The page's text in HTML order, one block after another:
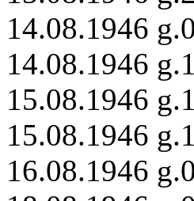
14.08.1946
14.08.1946
15.08.1946
15.08.1946
16.08.1946